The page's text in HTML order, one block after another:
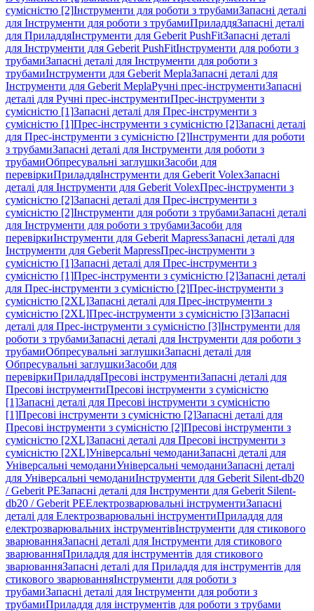
сумісністю [2]Інструменти для роботи з трубамиЗапасні деталі
для Інструменти для роботи з трубамиПриладдяЗапасні деталі
для ПриладдяІнструменти для Geberit PushFitЗапасні деталі
для Інструменти для Geberit PushFitІнструменти для роботи з
трубамиЗапасні деталі для Інструменти для роботи з
трубамиІнструменти для Geberit MeplaЗапасні деталі для
Інструменти для Geberit MeplaРучні прес-інструментиЗапасні
деталі для Ручні прес-інструментиПрес-інструменти з
сумісністю [1]Запасні деталі для Прес-інструменти з
сумісністю [1]Прес-інструменти з сумісністю [2]Запасні деталі
для Прес-інструменти з сумісністю [2]Інструменти для роботи
з трубамиЗапасні деталі для Інструменти для роботи з
трубамиОбпресувальні заглушкиЗасоби для
перевіркиПриладдяІнструменти для Geberit VolexЗапасні
деталі для Інструменти для Geberit VolexПрес-інструменти з
сумісністю [2]Запасні деталі для Прес-інструменти з
сумісністю [2]Інструменти для роботи з трубамиЗапасні деталі
для Інструменти для роботи з трубамиЗасоби для
перевіркиІнструменти для Geberit MapressЗапасні деталі для
Інструменти для Geberit MapressПрес-інструменти з
сумісністю [1]Запасні деталі для Прес-інструменти з
сумісністю [1]Прес-інструменти з сумісністю [2]Запасні деталі
для Прес-інструменти з сумісністю [2]Прес-інструменти з
сумісністю [2XL]Запасні деталі для Прес-інструменти з
сумісністю [2XL]Прес-інструменти з сумісністю [3]Запасні
деталі для Прес-інструменти з сумісністю [3]Інструменти для
роботи з трубамиЗапасні деталі для Інструменти для роботи з
трубамиОбпресувальні заглушкиЗапасні деталі для
Обпресувальні заглушкиЗасоби для
перевіркиПриладдяПресові інструментиЗапасні деталі для
Пресові інструментиПресові інструменти з сумісністю
[1]Запасні деталі для Пресові інструменти з сумісністю
[1]Пресові інструменти з сумісністю [2]Запасні деталі для
Пресові інструменти з сумісністю [2]Пресові інструменти з
сумісністю [2XL]Запасні деталі для Пресові інструменти з
сумісністю [2XL]Універсальні чемоданиЗапасні деталі для
Універсальні чемоданиУніверсальні чемоданиЗапасні деталі
для Універсальні чемоданиІнструменти для Geberit Silent-db20
/ Geberit PEЗапасні деталі для Інструменти для Geberit Silent-
db20 / Geberit PEЕлектрозварювальні інструментиЗапасні
деталі для Електрозварювальні інструментиПриладдя для
електрозварювальних інструментівІнструменти для стикового
зварюванняЗапасні деталі для Інструменти для стикового
зварюванняПриладдя для інструментів для стикового
зварюванняЗапасні деталі для Приладдя для інструментів для
стикового зварюванняІнструменти для роботи з
трубамиЗапасні деталі для Інструменти для роботи з
трубамиПриладдя для інструментів для роботи з трубами